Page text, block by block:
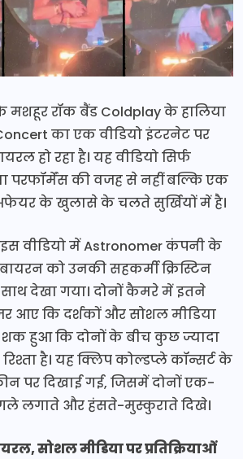
मशहूर रॉक बैंड Coldplay के हालिया
का एक वीडियो इंटरनेट पर
हो रहा है। यह वीडियो सिर्फ
परफॉर्मेंस की वजह से नहीं बल्कि एक
अफेयर के खुलासे के चलते सुर्खियों में है।
वीडियो में Astronomer कंपनी के
बायरन को उनकी सहकर्मी क्रिस्टिन
देखा गया। दोनों कैमरे में इतने
आए कि दर्शकों और सोशल मीडिया
शक हुआ कि दोनों के बीच कुछ ज्यादा
रिश्ता है। यह क्लिप कोल्डप्ले कॉन्सर्ट के
पर दिखाई गई, जिसमें दोनों एक-
लगाते और हंसते-मुस्कुराते दिखे।
सोशल मीडिया पर प्रतिक्रियाओं